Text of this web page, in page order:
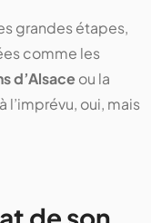
grandes étapes,
comme les
d’Alsaceou la
l’imprévu, oui, mais